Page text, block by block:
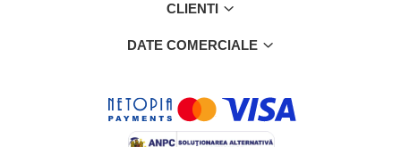
CLIENTI
DATE COMERCIALE